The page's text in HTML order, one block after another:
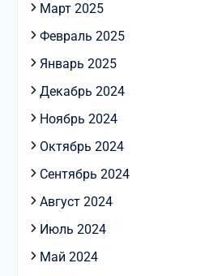
Март 2025
Февраль 2025
Январь 2025
Декабрь 2024
Ноябрь 2024
Октябрь 2024
Сентябрь 2024
Август 2024
Июль 2024
Май 2024